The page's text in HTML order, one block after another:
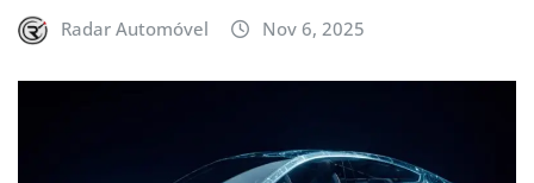
Radar Automóvel Nov 6, 2025